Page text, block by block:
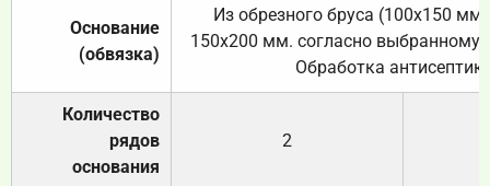
Основание
(обвязка)
Из обрезного бруса (100х150
150х200 мм. согласно выбранному
Обработка
Количество
рядов
основания
2